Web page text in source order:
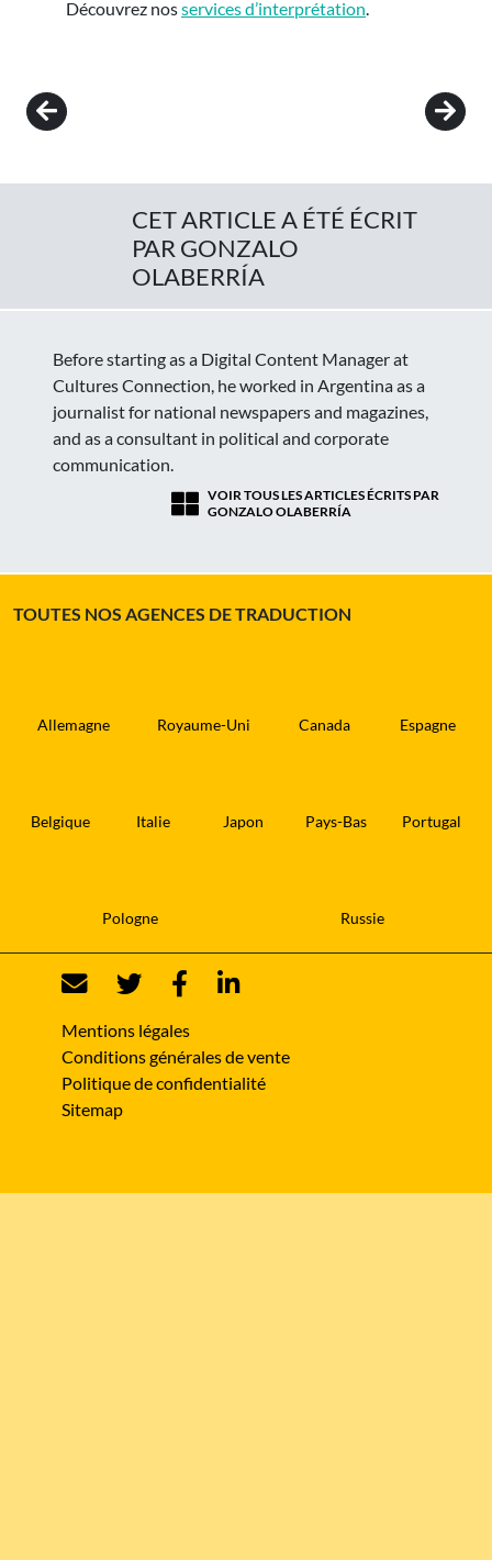
Découvrez nosservices d’interprétation.
Post navigation
CET ARTICLE A ÉTÉ ÉCRIT
PAR GONZALO
OLABERRÍA
Before starting as a Digital Content Manager at
Cultures Connection, he worked in Argentina as a
journalist for national newspapers and magazines,
and as a consultant in political and corporate
communication.
VOIR TOUS LES ARTICLES ÉCRITS PAR
GONZALO OLABERRÍA
TOUTES NOS AGENCES DE TRADUCTION
Allemagne Royaume-Uni Canada Espagne
Belgique Italie Japon Pays-Bas Portugal
Pologne Russie
Mentions légales
Conditions générales de vente
Politique de confidentialité
Sitemap